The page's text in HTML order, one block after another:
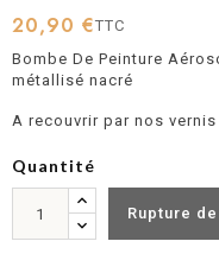
20,90 €TTC
Bombe De Peinture
métallisé nacré
A recouvrir par nos
Quantité
Rupture